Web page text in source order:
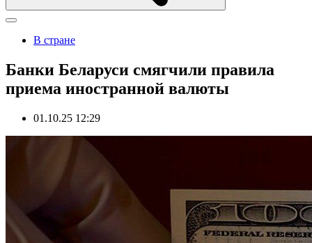
В стране
Банки Беларуси смягчили правила
приема иностранной валюты
01.10.25 12:29